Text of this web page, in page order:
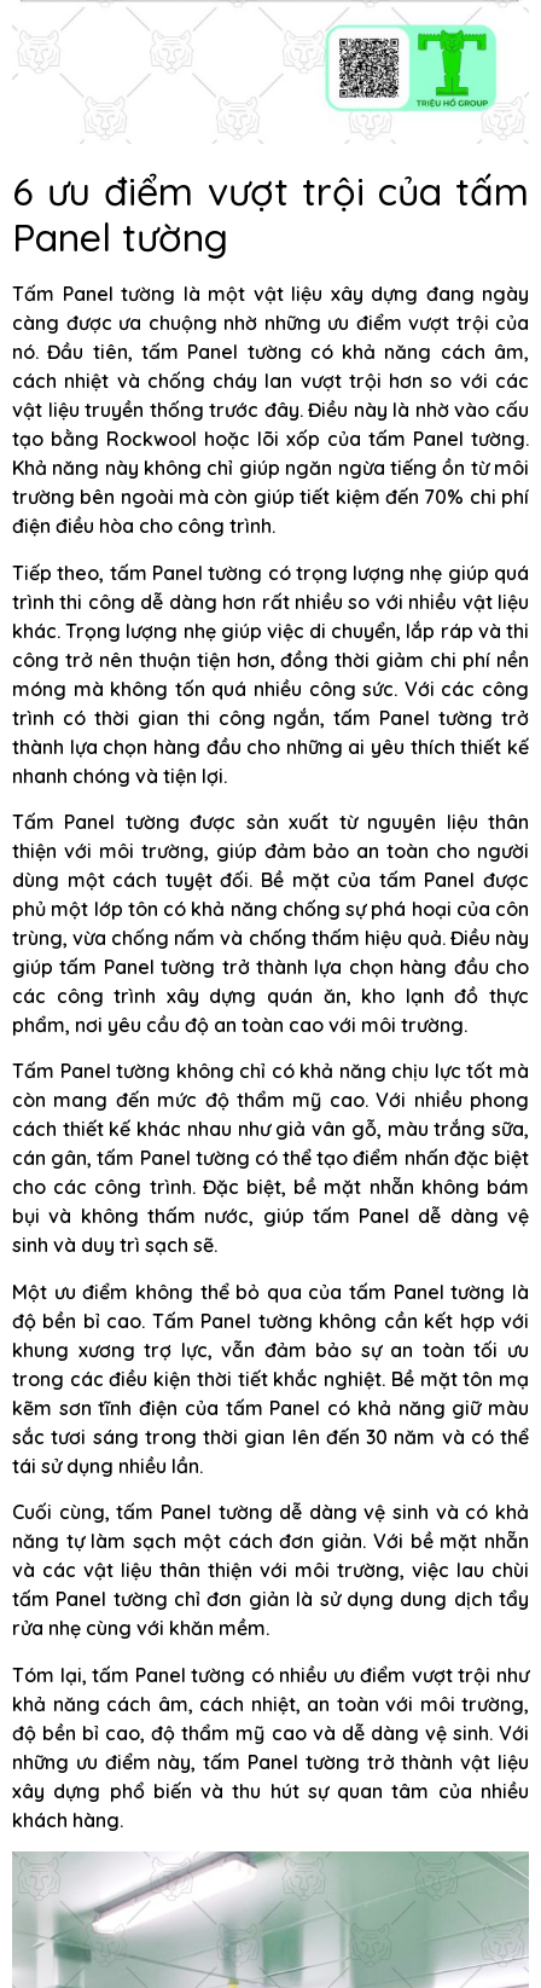
6 ưu điểm vượt trội của tấm
Panel tường
Tấm Panel tường là một vật liệu xây dựng đang ngày
càng được ưa chuộng nhờ những ưu điểm vượt trội của
nó. Đầu tiên, tấm Panel tường có khả năng cách âm,
cách nhiệt và chống cháy lan vượt trội hơn so với các
vật liệu truyền thống trước đây. Điều này là nhờ vào cấu
tạo bằng Rockwool hoặc lõi xốp của tấm Panel tường.
Khả năng này không chỉ giúp ngăn ngừa tiếng ồn từ môi
trường bên ngoài mà còn giúp tiết kiệm đến 70% chi phí
điện điều hòa cho công trình.
Tiếp theo, tấm Panel tường có trọng lượng nhẹ giúp quá
trình thi công dễ dàng hơn rất nhiều so với nhiều vật liệu
khác. Trọng lượng nhẹ giúp việc di chuyển, lắp ráp và thi
công trở nên thuận tiện hơn, đồng thời giảm chi phí nền
móng mà không tốn quá nhiều công sức. Với các công
trình có thời gian thi công ngắn, tấm Panel tường trở
thành lựa chọn hàng đầu cho những ai yêu thích thiết kế
nhanh chóng và tiện lợi.
Tấm Panel tường được sản xuất từ nguyên liệu thân
thiện với môi trường, giúp đảm bảo an toàn cho người
dùng một cách tuyệt đối. Bề mặt của tấm Panel được
phủ một lớp tôn có khả năng chống sự phá hoại của côn
trùng, vừa chống nấm và chống thấm hiệu quả. Điều này
giúp tấm Panel tường trở thành lựa chọn hàng đầu cho
các công trình xây dựng quán ăn, kho lạnh đồ thực
phẩm, nơi yêu cầu độ an toàn cao với môi trường.
Tấm Panel tường không chỉ có khả năng chịu lực tốt mà
còn mang đến mức độ thẩm mỹ cao. Với nhiều phong
cách thiết kế khác nhau như giả vân gỗ, màu trắng sữa,
cán gân, tấm Panel tường có thể tạo điểm nhấn đặc biệt
cho các công trình. Đặc biệt, bề mặt nhẵn không bám
bụi và không thấm nước, giúp tấm Panel dễ dàng vệ
sinh và duy trì sạch sẽ.
Một ưu điểm không thể bỏ qua của tấm Panel tường là
độ bền bỉ cao. Tấm Panel tường không cần kết hợp với
khung xương trợ lực, vẫn đảm bảo sự an toàn tối ưu
trong các điều kiện thời tiết khắc nghiệt. Bề mặt tôn mạ
kẽm sơn tĩnh điện của tấm Panel có khả năng giữ màu
sắc tươi sáng trong thời gian lên đến 30 năm và có thể
tái sử dụng nhiều lần.
Cuối cùng, tấm Panel tường dễ dàng vệ sinh và có khả
năng tự làm sạch một cách đơn giản. Với bề mặt nhẵn
và các vật liệu thân thiện với môi trường, việc lau chùi
tấm Panel tường chỉ đơn giản là sử dụng dung dịch tẩy
rửa nhẹ cùng với khăn mềm.
Tóm lại, tấm Panel tường có nhiều ưu điểm vượt trội như
khả năng cách âm, cách nhiệt, an toàn với môi trường,
độ bền bỉ cao, độ thẩm mỹ cao và dễ dàng vệ sinh. Với
những ưu điểm này, tấm Panel tường trở thành vật liệu
xây dựng phổ biến và thu hút sự quan tâm của nhiều
khách hàng.